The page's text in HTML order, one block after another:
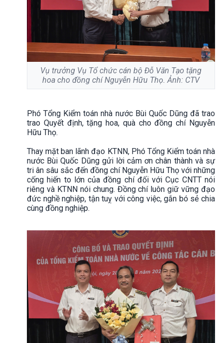
Vụ trưởng Vụ Tổ chức cán bộ Đỗ Văn Tạo tặng
hoa cho đồng chí Nguyễn Hữu Thọ. Ảnh: CTV
Phó Tổng Kiểm toán nhà nước Bùi Quốc Dũng đã trao
trao Quyết định, tặng hoa, quà cho đồng chí Nguyễn
Hữu Thọ.
Thay mặt ban lãnh đạo KTNN, Phó Tổng Kiểm toán nhà
nước Bùi Quốc Dũng gửi lời cảm ơn chân thành và sự
tri ân sâu sắc đến đồng chí Nguyễn Hữu Thọ với những
cống hiến to lớn của đồng chí đối với Cục CNTT nói
riêng và KTNN nói chung. Đồng chí luôn giữ vững đạo
đức nghề nghiệp, tận tuỵ với công việc, gắn bó sẻ chia
cùng đồng nghiệp.